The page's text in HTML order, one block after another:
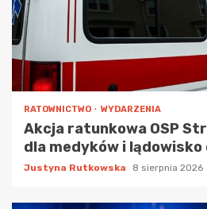
RATOWNICTWO WYDARZENIA
Akcja ratunkowa OSP
dla medyków i lądowisko
Justyna Rutkowska 8 sierpnia 2026